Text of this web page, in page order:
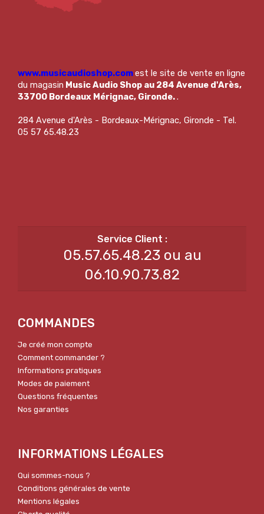
www.musicaudioshop.comest le site de vente en ligne
du magasin Music Audio Shop au 284 Avenue d'Arès,
33700 Bordeaux Mérignac, Gironde..
284 Avenue d'Arès - Bordeaux-Mérignac, Gironde - Tel.
05 57 65.48.23
05.57.65.48.23 ou au
06.10.90.73.82
COMMANDES
Je créé mon compte
Comment commander ?
Informations pratiques
Modes de paiement
Questions fréquentes
Nos garanties
INFORMATIONS LÉGALES
Qui sommes-nous ?
Conditions générales de vente
Mentions légales